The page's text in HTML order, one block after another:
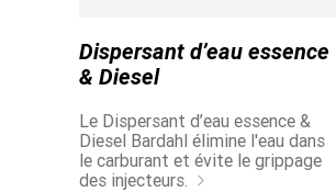
Dispersant d’eau essence
& Diesel
Le Dispersant d’eau essence &
Diesel Bardahl élimine l'eau dans
le carburant et évite le grippage
des injecteurs.